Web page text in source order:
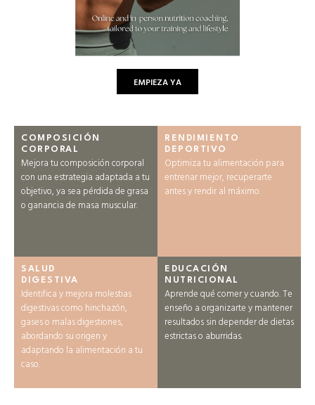
EMPIEZA YA
COMPOSICIÓN
CORPORAL
Mejora tu composición corporal
con una estrategia adaptada a tu
objetivo, ya sea pérdida de grasa
o ganancia de masa muscular.
RENDIMIENTO
DEPORTIVO
Optimiza tu alimentación para
entrenar mejor, recuperarte
antes y rendir al máximo.
SALUD
DIGESTIVA
Identifica y mejora molestias
digestivas como hinchazón,
gases o malas digestiones,
abordando su origen y
adaptando la alimentación a tu
caso.
EDUCACIÓN
NUTRICIONAL
Aprende qué comer y cuando. Te
enseño a organizarte y mantener
resultados sin depender de dietas
estrictas o aburridas.